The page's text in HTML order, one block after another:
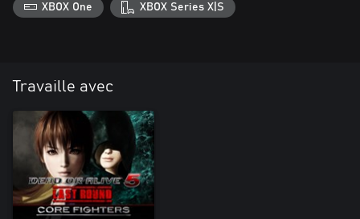
XBOX One XBOX Series X|S
Travaille avec